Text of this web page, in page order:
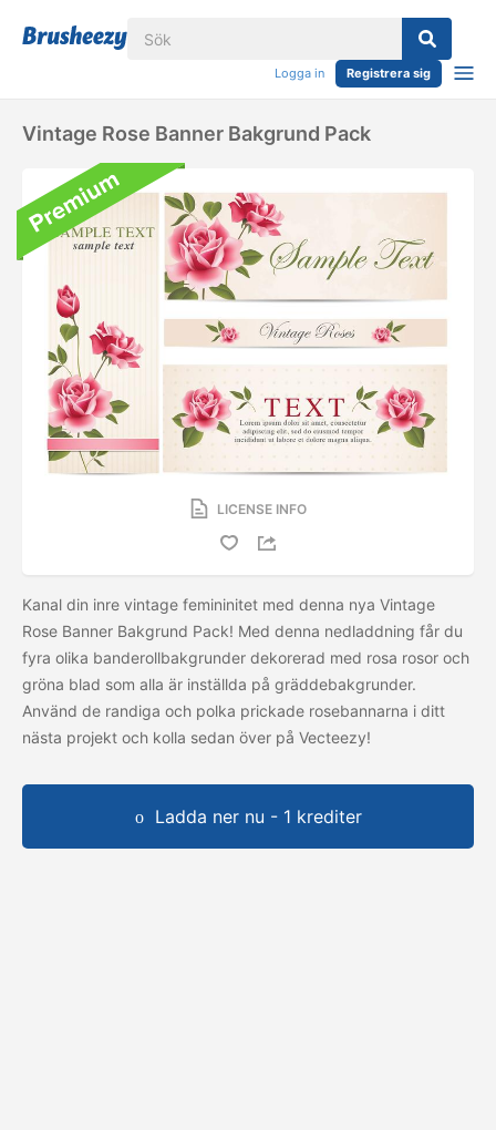
Logga in Registrera sig
Vintage Rose Banner Bakgrund Pack
LICENSE INFO
Kanal din inre vintage femininitet med denna nya Vintage
Rose Banner Bakgrund Pack! Med denna nedladdning får du
fyra olika banderollbakgrunder dekorerad med rosa rosor och
gröna blad som alla är inställda på gräddebakgrunder.
Använd de randiga och polka prickade rosebannarna i ditt
nästa projekt och kolla sedan över på Vecteezy!
Ladda ner nu - 1 krediter